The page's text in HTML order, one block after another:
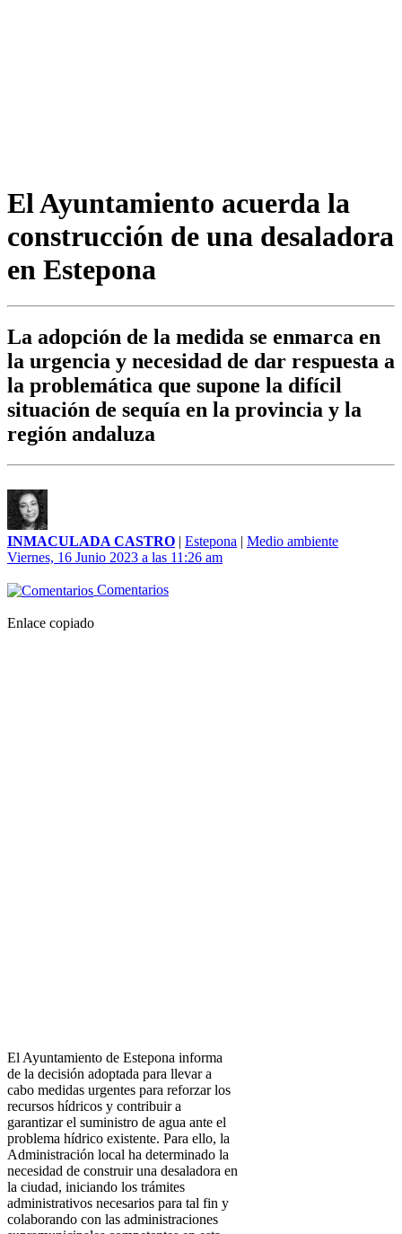
El Ayuntamiento acuerda la
construcción de una desaladora
en Estepona
La adopción de la medida se enmarca en
la urgencia y necesidad de dar respuesta a
la problemática que supone la difícil
situación de sequía en la provincia y la
región andaluza
INMACULADA CASTRO | Estepona | Medio ambiente
Viernes, 16 Junio 2023 a las 11:26 am
Comentarios
Enlace copiado
El Ayuntamiento de Estepona informa
de la decisión adoptada para llevar a
cabo medidas urgentes para reforzar los
recursos hídricos y contribuir a
garantizar el suministro de agua ante el
problema hídrico existente. Para ello, la
Administración local ha determinado la
necesidad de construir una desaladora en
la ciudad, iniciando los trámites
administrativos necesarios para tal fin y
colaborando con las administraciones